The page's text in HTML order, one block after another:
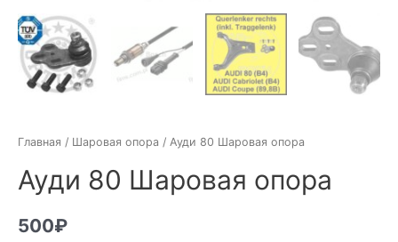
Главная / Шаровая опора / Ауди 80 Шаровая опора
Ауди 80 Шаровая опора
500₽